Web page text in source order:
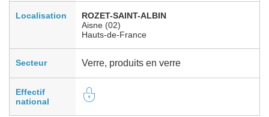
Localisation
ROZET-SAINT-ALBIN
Aisne (02)
Hauts-de-France
Secteur Verre, produits en verre
Effectif
national